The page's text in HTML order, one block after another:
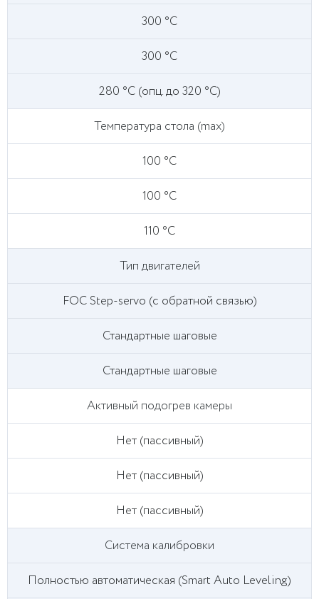
300 °C
300 °C
280 °C (опц. до 320 °C)
Температура стола (max)
100 °C
100 °C
110 °C
Тип двигателей
FOC Step-servo (с обратной связью)
Стандартные шаговые
Стандартные шаговые
Активный подогрев камеры
Нет (пассивный)
Нет (пассивный)
Нет (пассивный)
Система калибровки
Полностью автоматическая (Smart Auto Leveling)